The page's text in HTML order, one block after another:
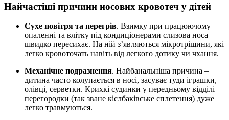
Найчастіші причини носових кровотеч у дітей
Сухе повітря та перегрів. Взимку при працюючому
опаленні та влітку під кондиціонерами слизова носа
швидко пересихає. На ній з’являються мікротріщини, які
легко кровоточать навіть від легкого дотику чи чхання.
Механічне подразнення. Найбанальніша причина –
дитина часто колупається в носі, засуває туди іграшки,
олівці, серветки. Крихкі судинки у передньому відділі
перегородки (так зване кіслбаківське сплетення) дуже
легко травмуються.